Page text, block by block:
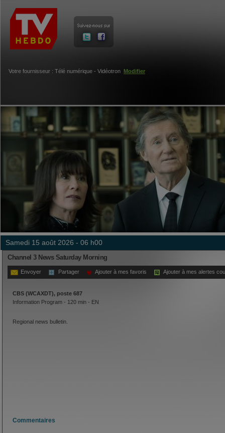
Votre fournisseur : Télé numérique - Vidéotron Modifier
samedi 15 août 2026 - 06 h00
Channel 3 News Saturday Morning
Envoyer Partager Ajouter à mes favoris Ajouter à mes alertes
CBS (WCAXDT), poste 687
Information Program - 120 min - EN
Regional news bulletin.
Commentaires